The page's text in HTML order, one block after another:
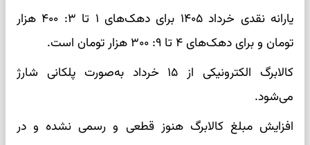
یارانه نقدی خرداد ۱۴۰۵ برای دهک‌های ۱ تا ۳: ۴۰۰ هزار
تومان و برای دهک‌های ۴ تا ۹: ۳۰۰ هزار تومان است.
کالابرگ الکترونیکی از ۱۵ خرداد به‌صورت پلکانی شارژ
می‌شود.
افزایش مبلغ کالابرگ هنوز قطعی و رسمی نشده و در